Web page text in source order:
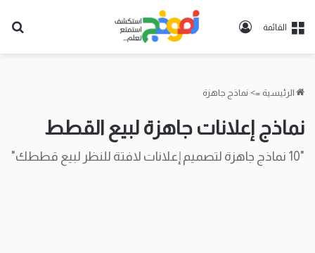
القائمة
تسجيل
الرئيسية => نماذج جاهزة
نماذج إعلانات جاهزة لبيع القطط
"10 نماذج جاهزة لتصميم إعلانات لافتة للنظر لبيع قططك"